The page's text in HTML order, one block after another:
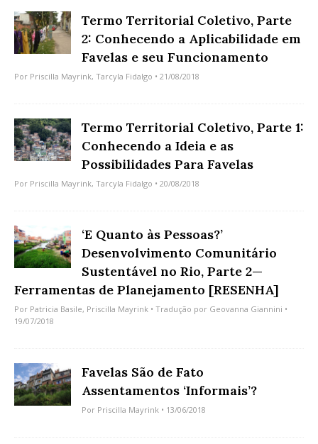
Termo Territorial Coletivo, Parte
2: Conhecendo a Aplicabilidade em
Favelas e seu Funcionamento
Por Priscilla Mayrink, Tarcyla Fidalgo • 21/08/2018
Termo Territorial Coletivo, Parte 1:
Conhecendo a Ideia e as
Possibilidades Para Favelas
Por Priscilla Mayrink, Tarcyla Fidalgo • 20/08/2018
‘E Quanto às Pessoas?’
Desenvolvimento Comunitário
Sustentável no Rio, Parte 2—
Ferramentas de Planejamento [RESENHA]
Por Patricia Basile, Priscilla Mayrink • Tradução por Geovanna Giannini •
19/07/2018
Favelas São de Fato
Assentamentos ‘Informais’?
Por Priscilla Mayrink • 13/06/2018